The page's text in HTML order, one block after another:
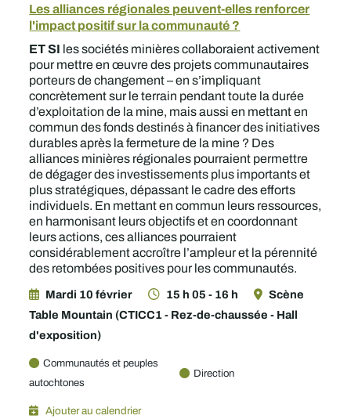
Les alliances régionales peuvent-elles renforcer
l'impact positif sur la communauté ?
ET SI les sociétés minières collaboraient activement
pour mettre en œuvre des projets communautaires
porteurs de changement – en s’impliquant
concrètement sur le terrain pendant toute la durée
d’exploitation de la mine, mais aussi en mettant en
commun des fonds destinés à financer des initiatives
durables après la fermeture de la mine ? Des
alliances minières régionales pourraient permettre
de dégager des investissements plus importants et
plus stratégiques, dépassant le cadre des efforts
individuels. En mettant en commun leurs ressources,
en harmonisant leurs objectifs et en coordonnant
leurs actions, ces alliances pourraient
considérablement accroître l’ampleur et la pérennité
des retombées positives pour les communautés.
Mardi 10 février 15 h 05 - 16 h
Scène
Table Mountain (CTICC1 - Rez-de-chaussée - Hall
d'exposition)
Communautés et peuples
autochtones
Direction
Ajouter au calendrier